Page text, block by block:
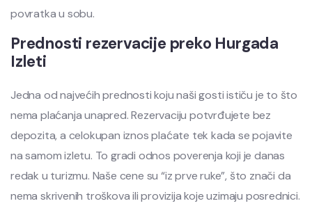
povratka u sobu.
Prednosti rezervacije preko Hurgada
Izleti
Jedna od najvećih prednosti koju naši gosti ističu je to što
nema plaćanja unapred. Rezervaciju potvrđujete bez
depozita, a celokupan iznos plaćate tek kada se pojavite
na samom izletu. To gradi odnos poverenja koji je danas
redak u turizmu. Naše cene su “iz prve ruke”, što znači da
nema skrivenih troškova ili provizija koje uzimaju posrednici.